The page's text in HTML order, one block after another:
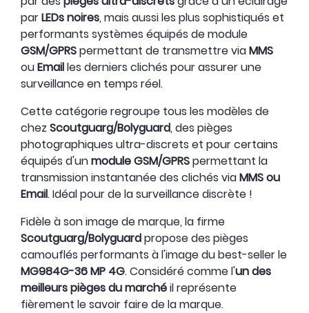
parLEDs noires, mais aussi les plus sophistiqués et
performants systèmes équipés de module
GSM/GPRSpermettant de transmettre viaMMS
ouEmailles derniers clichés pour assurer une
surveillance en temps réel.
Cette catégorie regroupe tous les modèles de
chez Scoutguarg/Bolyguard, des pièges
photographiques ultra-discrets et pour certains
équipés d'unmodule GSM/GPRSpermettant la
transmission instantanée des clichés viaMMS ou
Email. Idéal pour de la surveillance discrète !
Fidèle à son image de marque, la firme
Scoutguarg/Bolyguardpropose des pièges
camouflés performants à l'image du best-seller le
MG984G-36 MP 4G. Considéré comme l'un des
meilleurs pièges du marchéil représente
fièrement le savoir faire de la marque.